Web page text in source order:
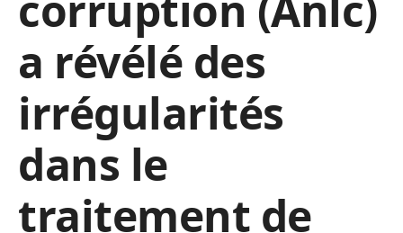
a révélé des
irrégularités
dans le
traitement de